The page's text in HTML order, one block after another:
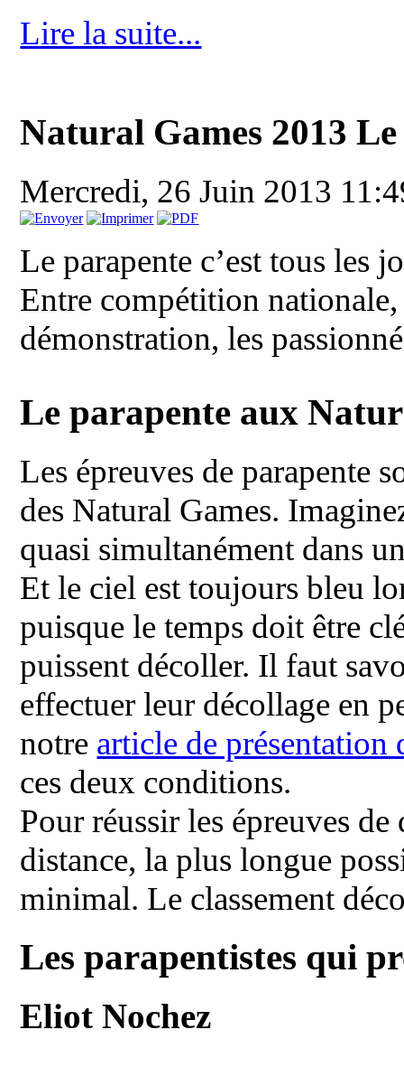
Lire la suite...
Natural Games 2013
Mercredi, 26 Juin 2013
Le parapente c’est tous les
Entre compétition
démonstration, les
Le parapente aux
Les épreuves de parapente
des Natural Games.
quasi simultanément dans
Et le ciel est toujours bleu
puisque le temps doit être
puissent décoller. Il faut
effectuer leur décollage en
notre article de présentation
ces deux conditions.
Pour réussir les épreuves
distance, la plus longue
minimal. Le classement
Les parapentistes qui
Eliot Nochez